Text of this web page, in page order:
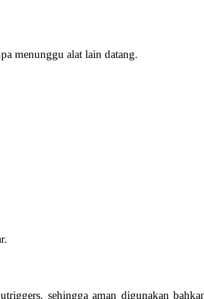
menunggu alat lain datang.
sehingga aman digunakan